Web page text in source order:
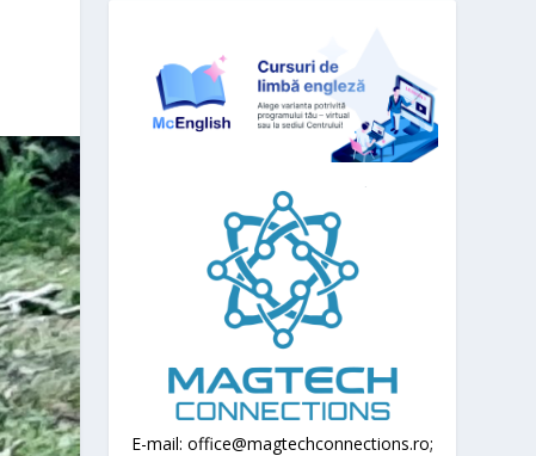
E-mail: office@magtechconnections.ro;